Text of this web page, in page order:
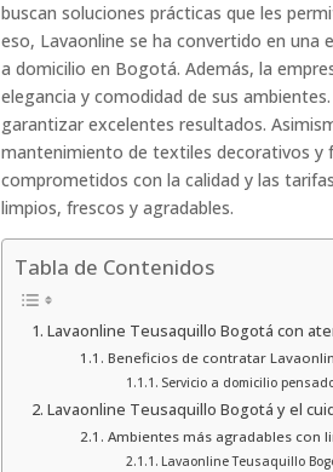
buscan soluciones prácticas que les
eso, Lavaonline se ha convertido en una
a domicilio en Bogotá. Además, la
elegancia y comodidad de sus
garantizar excelentes resultados.
mantenimiento de textiles decorativos y
comprometidos con la calidad y las
limpios, frescos y agradables.
Tabla de Contenidos
Lavaonline Teusaquillo Bogotá con
Beneficios de contratar
Servicio a domicilio
Lavaonline Teusaquillo Bogotá y el
Ambientes más agradables con
Lavaonline Teusaquillo